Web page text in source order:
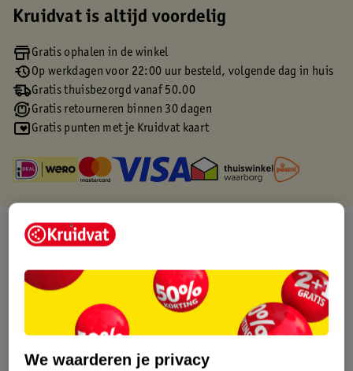
Kruidvat is altijd voordelig
Gratis ophalen in de winkel
Op werkdagen voor 22:00 uur besteld, volgende dag in huis
Gratis thuisbezorgd vanaf 50.00
Gratis retourneren binnen 30 dagen
Gratis punten met je Kruidvat kaart
Over dit product
Productinformatie
Etiketinformatie
Nature Impact Score
We waarderen je privacy